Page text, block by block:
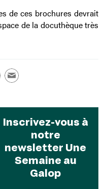
de ces brochures devrait
de la docuthèque très
Inscrivez-vous à
notre
newsletter Une
Semaine au
Galop